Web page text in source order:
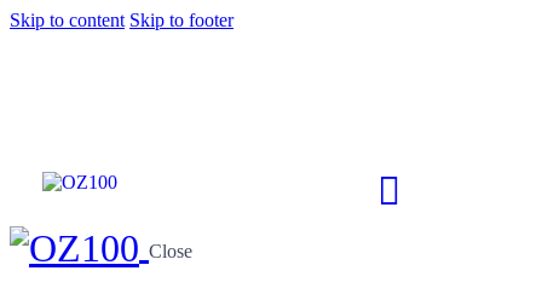
Skip to content Skip to footer
Close